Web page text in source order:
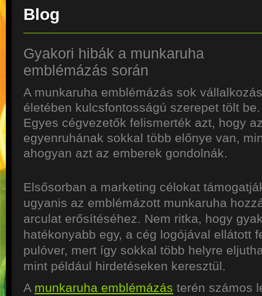
Blog
Gyakori hibák a munkaruha
emblémázás során
A munkaruha emblémázás sok vállalkozás
életében kulcsfontosságú szerepet tölt be.
Egyes cégvezetők felismerték azt, hogy
egyenruhának sokkal több előnye van,
ahogyan azt az emberek gondolnák.
Elsősorban a marketing célokat
ugyanis az emblémázott munkaruha
arculat erősítéséhez. Nem ritka, hogy
hatékonyabb egy, a cég logójával ellátott
pulóver, mert így sokkal több helyre
mint például hirdetéseken keresztül.
A munkaruha emblémázás terén számos